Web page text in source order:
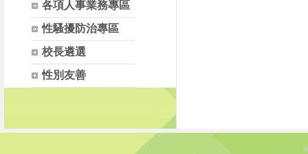
各項人事業務專區
性騷擾防治專區
校長遴選
性別友善